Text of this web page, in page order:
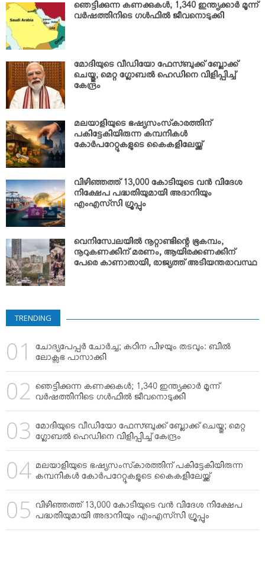
ഞെട്ടിക്കുന്ന കണക്കുകള്‍; 1,340 ഇന്ത്യക്കാര്‍ മൂന്ന്
വര്‍ഷത്തിനിടെ ഗള്‍ഫില്‍ ജീവനൊടുക്കി
മോദിയുടെ വീഡിയോ ഫേസ്ബുക്ക് ബ്ലോക്ക്
ചെയ്തു; മെറ്റ ഗ്ലോബല്‍ ഹെഡിനെ വിളിപ്പിച്ച്
കേന്ദ്രം
മലയാളിയുടെ ഭഷ്യസംസ്‌കാരത്തിന്
പകിട്ടേകിയിരുന്ന കമ്പനികള്‍
കോര്‍പറേറ്റുകളുടെ കൈകളിലേയ്ക്ക്
വിഴിഞ്ഞത്ത് 13,000 കോടിയുടെ വന്‍ വിദേശ
നിക്ഷേപ പദ്ധതിയുമായി അദാനിയും
എംഎസ്‌സി ഗ്രൂപ്പും
വെനിസ്വേലയില്‍ നൂറ്റാണ്ടിന്റെ ഭൂകമ്പം;
നൂറുകണക്കിന് മരണം, ആയിരക്കണക്കിന്
പേരെ കാണാതായി, രാജ്യത്ത് അടിയന്തരാവസ്ഥ
TRENDING
ചോദ്യപേപ്പര്‍ ചോര്‍ച്ച; കഠിന പിഴയും തടവും: ബില്‍
ലോക്സഭ പാസാക്കി
ഞെട്ടിക്കുന്ന കണക്കുകള്‍; 1,340 ഇന്ത്യക്കാര്‍ മൂന്ന്
വര്‍ഷത്തിനിടെ ഗള്‍ഫില്‍ ജീവനൊടുക്കി
മോദിയുടെ വീഡിയോ ഫേസ്ബുക്ക് ബ്ലോക്ക് ചെയ്തു; മെറ്റ
ഗ്ലോബല്‍ ഹെഡിനെ വിളിപ്പിച്ച് കേന്ദ്രം
മലയാളിയുടെ ഭഷ്യസംസ്‌കാരത്തിന് പകിട്ടേകിയിരുന്ന
കമ്പനികള്‍ കോര്‍പറേറ്റുകളുടെ കൈകളിലേയ്ക്ക്
വിഴിഞ്ഞത്ത് 13,000 കോടിയുടെ വന്‍ വിദേശ നിക്ഷേപ
പദ്ധതിയുമായി അദാനിയും എംഎസ്‌സി ഗ്രൂപ്പും